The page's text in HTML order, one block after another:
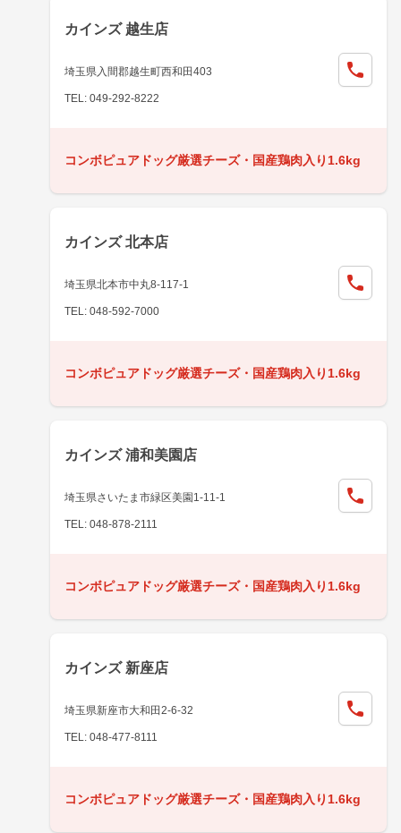
カインズ 越生店
埼玉県入間郡越生町西和田403
TEL: 049-292-8222
コンボピュアドッグ厳選チーズ・国産鶏肉入り1.6kg
カインズ 北本店
埼玉県北本市中丸8-117-1
TEL: 048-592-7000
コンボピュアドッグ厳選チーズ・国産鶏肉入り1.6kg
カインズ 浦和美園店
埼玉県さいたま市緑区美園1-11-1
TEL: 048-878-2111
コンボピュアドッグ厳選チーズ・国産鶏肉入り1.6kg
カインズ 新座店
埼玉県新座市大和田2-6-32
TEL: 048-477-8111
コンボピュアドッグ厳選チーズ・国産鶏肉入り1.6kg